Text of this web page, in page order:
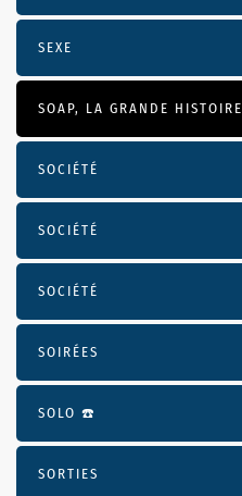
SEXE
SOAP, LA GRANDE HISTOIRE
SOCIÉTÉ
SOCIÉTÉ
SOCIÉTÉ
SOIRÉES
SOLO ☎️
SORTIES